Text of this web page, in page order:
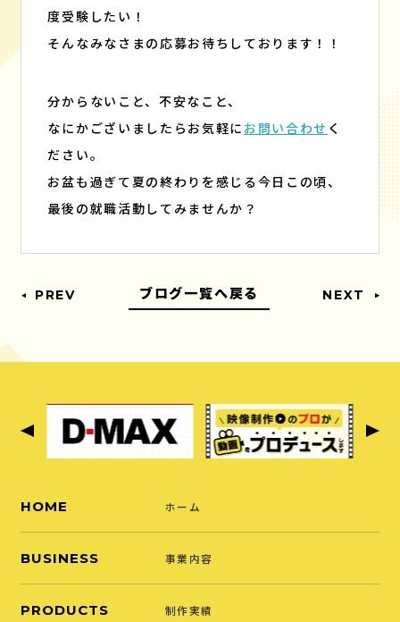
度受験したい！
そんなみなさまの応募お待ちしております！！
分からないこと、不安なこと、
なにかございましたらお気軽に お問い合わせ く
ださい。
お盆も過ぎて夏の終わりを感じる今日この頃、
最後の就職活動してみませんか？
PREV ブログ一覧へ戻る NEXT
HOME ホーム
BUSINESS 事業内容
PRODUCTS 制作実績